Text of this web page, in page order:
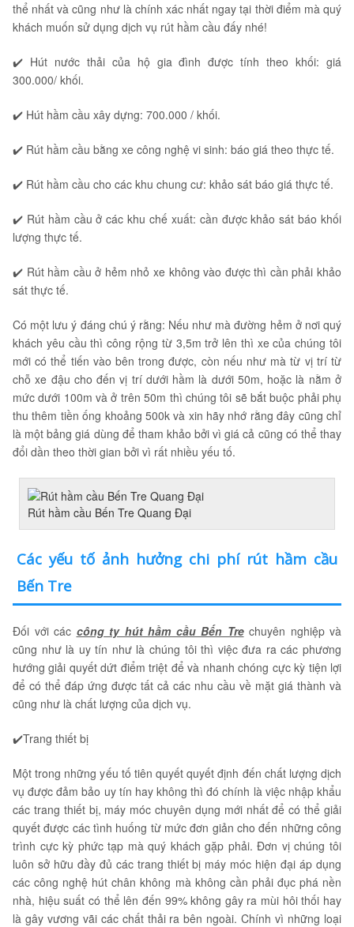
thể nhất và cũng như là chính xác nhất ngay tại thời điểm mà quý
khách muốn sử dụng dịch vụ rút hầm cầu đấy nhé!
✔️ Hút nước thải của hộ gia đình được tính theo khối: giá
300.000/ khối.
✔️ Hút hầm cầu xây dựng: 700.000 / khối.
✔️ Rút hầm cầu bằng xe công nghệ vi sinh: báo giá theo thực tế.
✔️ Rút hầm cầu cho các khu chung cư: khảo sát báo giá thực tế.
✔️ Rút hầm cầu ở các khu chế xuất: cần được khảo sát báo khối
lượng thực tế.
✔️ Rút hầm cầu ở hẻm nhỏ xe không vào được thì cần phải khảo
sát thực tế.
Có một lưu ý đáng chú ý rằng: Nếu như mà đường hẻm ở nơi quý
khách yêu cầu thì công rộng từ 3,5m trở lên thì xe của chúng tôi
mới có thể tiến vào bên trong được, còn nếu như mà từ vị trí từ
chỗ xe đậu cho đến vị trí dưới hầm là dưới 50m, hoặc là nằm ở
mức dưới 100m và ở trên 50m thì chúng tôi sẽ bắt buộc phải phụ
thu thêm tiền ống khoảng 500k và xin hãy nhớ rằng đây cũng chỉ
là một bảng giá dùng để tham khảo bởi vì giá cả cũng có thể thay
đổi dần theo thời gian bởi vì rất nhiều yếu tố.
Rút hầm cầu Bến Tre Quang Đại
Các yếu tố ảnh hưởng chi phí rút hầm cầu
Bến Tre
Đối với các công ty hút hầm cầu Bến Trechuyên nghiệp và
cũng như là uy tín như là chúng tôi thì việc đưa ra các phương
hướng giải quyết dứt điểm triệt để và nhanh chóng cực kỳ tiện lợi
để có thể đáp ứng được tất cả các nhu cầu về mặt giá thành và
cũng như là chất lượng của dịch vụ.
✔️Trang thiết bị
Một trong những yếu tố tiên quyết quyết định đến chất lượng dịch
vụ được đảm bảo uy tín hay không thì đó chính là việc nhập khẩu
các trang thiết bị, máy móc chuyên dụng mới nhất để có thể giải
quyết được các tình huống từ mức đơn giản cho đến những công
trình cực kỳ phức tạp mà quý khách gặp phải. Đơn vị chúng tôi
luôn sở hữu đầy đủ các trang thiết bị máy móc hiện đại áp dụng
các công nghệ hút chân không mà không cần phải đục phá nền
nhà, hiệu suất có thể lên đến 99% không gây ra mùi hôi thối hay
là gây vương vãi các chất thải ra bên ngoài. Chính vì những loại